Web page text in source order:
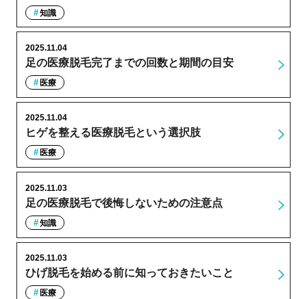
知識
足の医療脱毛完了までの回数と期間の目安
2025.11.04
医療
ヒゲを整える医療脱毛という選択肢
2025.11.04
医療
足の医療脱毛で後悔しないための注意点
2025.11.03
知識
ひげ脱毛を始める前に知っておきたいこと
2025.11.03
医療